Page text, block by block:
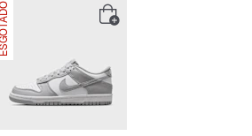
ESGOTADO